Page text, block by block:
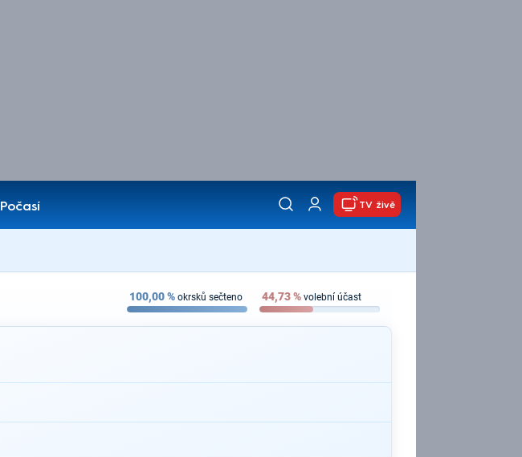
Počasí
TV živě
100,00% okrsků sečteno 44,73% volební účast